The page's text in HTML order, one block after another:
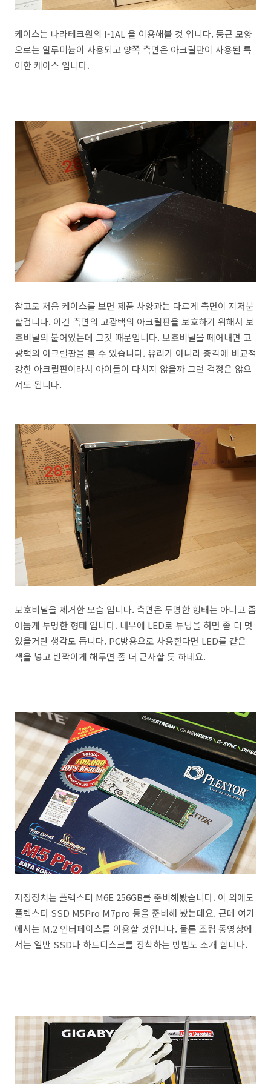
케이스는 나라테크원의 I-1AL 을 이용해볼 것 입니다. 둥근 모양
으로는 알루미늄이 사용되고 양쪽 측면은 아크릴판이 사용된 특
이한 케이스 입니다.
참고로 처음 케이스를 보면 제품 사양과는 다르게 측면이 지저분
할겁니다. 이건 측면의 고광택의 아크릴판을 보호하기 위해서 보
호비닐의 붙어있는데 그것 때문입니다. 보호비닐을 떼어내면 고
광택의 아크릴판을 볼 수 있습니다. 유리가 아니라 충격에 비교적
강한 아크릴판이라서 아이들이 다치지 않을까 그런 걱정은 않으
셔도 됩니다.
보호비닐을 제거한 모습 입니다. 측면은 투명한 형태는 아니고 좀
어둡게 투명한 형태 입니다. 내부에 LED로 튜닝을 하면 좀 더 멋
있을거란 생각도 듭니다. PC방용으로 사용한다면 LED를 같은
색을 넣고 반짝이게 해두면 좀 더 근사할 듯 하네요.
저장장치는 플렉스터 M6E 256GB를 준비해봤습니다. 이 외에도
플렉스터 SSD M5Pro M7pro 등을 준비해 봤는데요. 근데 여기
에서는 M.2 인터페이스를 이용할 것입니다. 물론 조립 동영상에
서는 일반 SSD나 하드디스크를 장착하는 방법도 소개 합니다.